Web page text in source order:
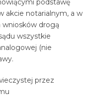
podstawę
akcie notarialnym, a w
wniosków drogą
wszystkie
(nie
przez